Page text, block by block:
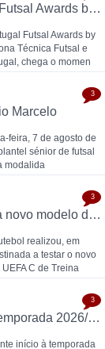
X Edição dos Portugal Futsal Awards by Decathlon: balanço final da temporada 2025/26
Futsal Awards by
Técnica Futsal e
chega o momen
Marcelo
feira, 7 de agosto de
sénior de futsal
modalida
3
FPF testa em Bragança novo modelo de formação de treinadores de futsal
realizou, em
a testar o novo
C de Treina
3
SCU Torreense inicia temporada 2026/27: Naná comanda plantel jovem
início à temporada
3